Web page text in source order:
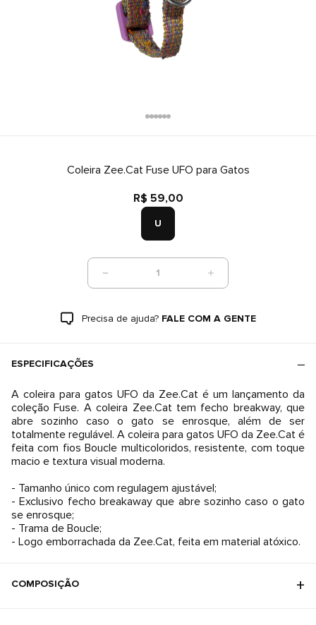
Coleira Zee.Cat Fuse UFO para Gatos
R$ 59,00
U
1
Precisa de ajuda? FALE COM A GENTE
ESPECIFICAÇÕES
A coleira para gatos UFO da Zee.Cat é um lançamento da
coleção Fuse. A coleira Zee.Cat tem fecho breakway, que
abre sozinho caso o gato se enrosque, além de ser
totalmente regulável. A coleira para gatos UFO da Zee.Cat é
feita com fios Boucle multicoloridos, resistente, com toque
macio e textura visual moderna.
- Tamanho único com regulagem ajustável;
- Exclusivo fecho breakaway que abre sozinho caso o gato
se enrosque;
- Trama de Boucle;
- Logo emborrachada da Zee.Cat, feita em material atóxico.
COMPOSIÇÃO